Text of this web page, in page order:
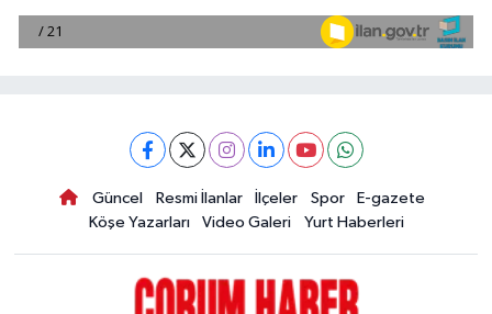
Güncel Resmi İlanlar İlçeler Spor
E-gazete
Köşe Yazarları
Video Galeri Yurt Haberleri